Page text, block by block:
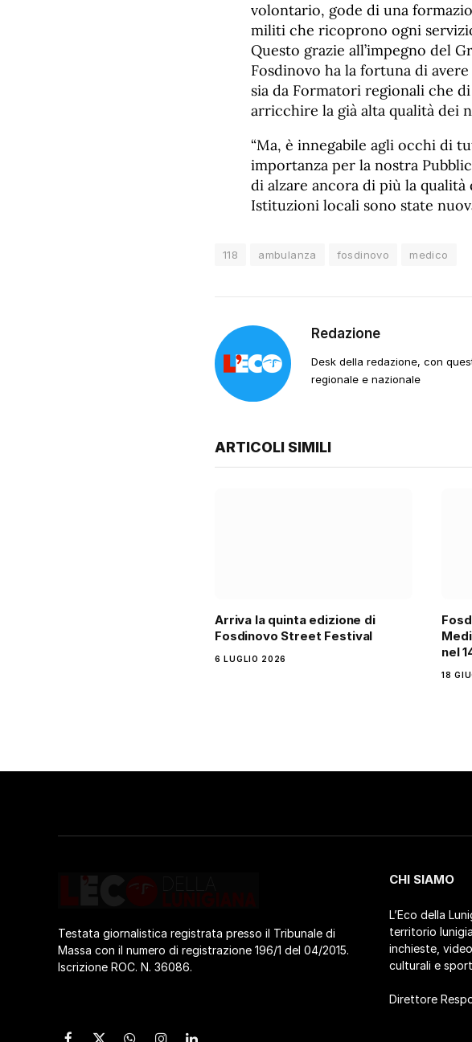
volontario, gode di una
militi che ricoprono ogni
Questo grazie all’impegno del
Fosdinovo ha la fortuna di
sia da Formatori regionali che
arricchire la già alta qualità dei
“Ma, è innegabile agli occhi di
importanza per la nostra
di alzare ancora di più la qualità
Istituzioni locali sono state
118 ambulanza fosdinovo medico
Redazione
Desk della redazione, con
regionale e nazionale
ARTICOLI SIMILI
Arriva la quinta edizione di
Fosdinovo Street Festival
6 LUGLIO 2026
nel
18
Testata giornalistica registrata presso il Tribunale di
Massa con il numero di registrazione 196/1 del 04/2015.
Iscrizione ROC. N. 36086.
CHI SIAMO
L’Eco della
territorio
inchieste,
culturali e
Direttore